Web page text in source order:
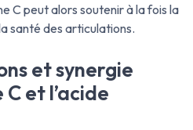
C peut alors soutenir à la fois la
santé des articulations.
et synergie
et l’acide